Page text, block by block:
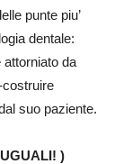
punte piu’
dentale:
da
suo paziente.
)